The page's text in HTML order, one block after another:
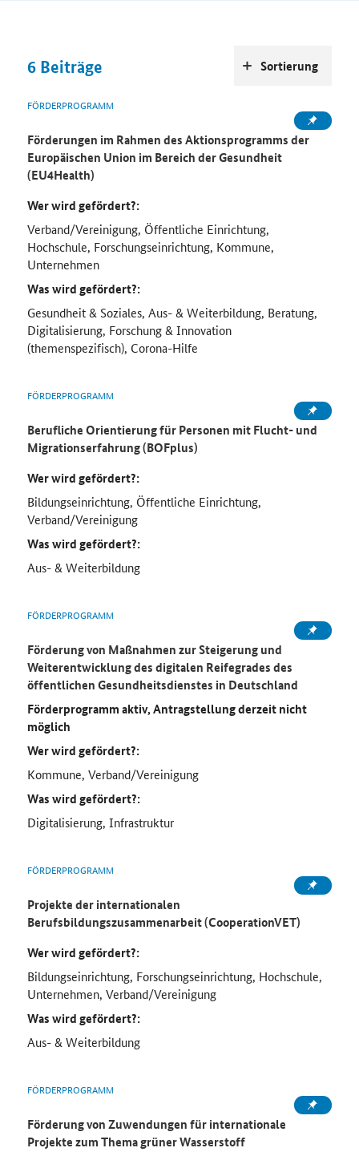
6 Beiträge
FÖRDERPROGRAMM
Förderungen im Rahmen des Aktionsprogramms der
Europäischen Union im Bereich der Gesundheit
(EU4Health)
Wer wird gefördert?:
Verband/Vereinigung, Öffentliche Einrichtung,
Hochschule, Forschungseinrichtung, Kommune,
Unternehmen
Was wird gefördert?:
Gesundheit & Soziales, Aus- & Weiterbildung, Beratung,
Digitalisierung, Forschung & Innovation
(themenspezifisch), Corona-Hilfe
FÖRDERPROGRAMM
Berufliche Orientierung für Personen mit Flucht- und
Migrationserfahrung (BOFplus)
Wer wird gefördert?:
Bildungseinrichtung, Öffentliche Einrichtung,
Verband/Vereinigung
Was wird gefördert?:
Aus- & Weiterbildung
FÖRDERPROGRAMM
Förderung von Maßnahmen zur Steigerung und
Weiterentwicklung des digitalen Reifegrades des
öffentlichen Gesundheitsdienstes in Deutschland
Förderprogramm aktiv, Antragstellung derzeit nicht
möglich
Wer wird gefördert?:
Kommune, Verband/Vereinigung
Was wird gefördert?:
Digitalisierung, Infrastruktur
FÖRDERPROGRAMM
Projekte der internationalen
Berufsbildungszusammenarbeit (CooperationVET)
Wer wird gefördert?:
Bildungseinrichtung, Forschungseinrichtung, Hochschule,
Unternehmen, Verband/Vereinigung
Was wird gefördert?:
Aus- & Weiterbildung
FÖRDERPROGRAMM
Förderung von Zuwendungen für internationale
Projekte zum Thema grüner Wasserstoff
Sortierung